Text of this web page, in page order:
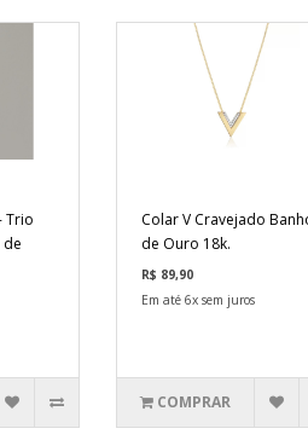
Trio
de
Colar V Cravejado
de Ouro 18k.
R$ 89,90
Em até 6x sem juros
COMPRAR